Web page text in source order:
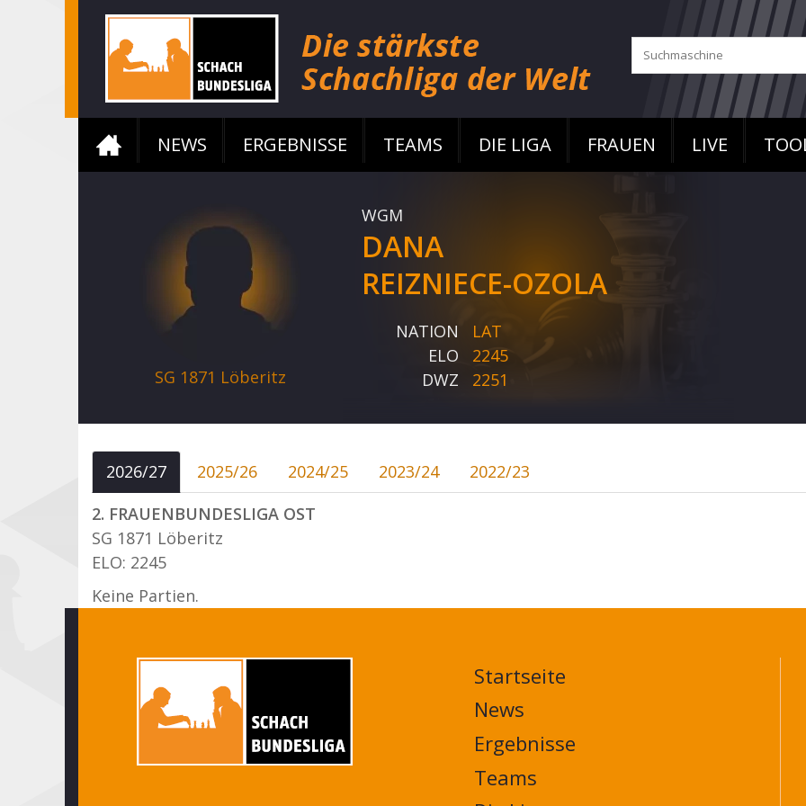
NEWS ERGEBNISSE TEAMS DIE LIGA FRAUEN LIVE
SG 1871 Löberitz
WGM
DANA
REIZNIECE-OZOLA
NATION
LAT
ELO
2245
DWZ
2251
2026/27 2025/26 2024/25 2023/24
2022/23
2. FRAUENBUNDESLIGA OST
SG 1871 Löberitz
ELO: 2245
Keine Partien.
MAIN
NAVIGATION
FOOTER
Startseite
News
Ergebnisse
Teams